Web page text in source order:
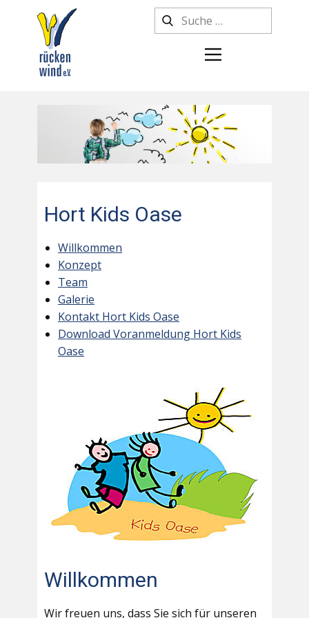
Hort Kids Oase
Willkommen
Konzept
Team
Galerie
Kontakt Hort Kids Oase
Download Voranmeldung Hort Kids
Oase
Willkommen
Wir freuen uns, dass Sie sich für unseren